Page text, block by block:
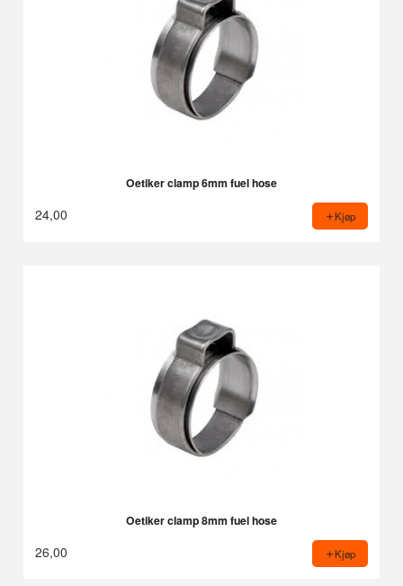
Oetiker clamp 6mm fuel hose
24,00 Kjøp
Oetiker clamp 8mm fuel hose
26,00 Kjøp